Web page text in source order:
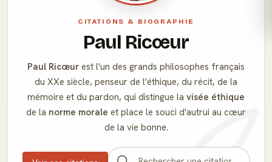
CITATIONS & BIOGRAPHIE
Paul Ricœur
Paul Ricœur est l'un des grands philosophes français
du XXe siècle, penseur de l'éthique, du récit, de la
mémoire et du pardon, qui distingue la visée éthique
de la norme morale et place le souci d'autrui au cœur
de la vie bonne.